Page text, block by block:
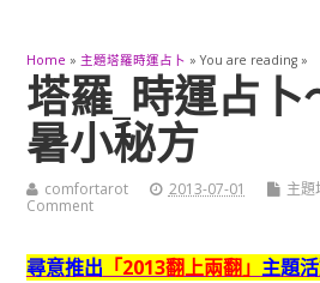
Home » 主題塔羅時運占卜 » You are reading »
塔羅_時運占
暑小秘方
comfortarot 2013-07-01 主題
Comment
尋意推出 「2013翻上兩翻」 主題活